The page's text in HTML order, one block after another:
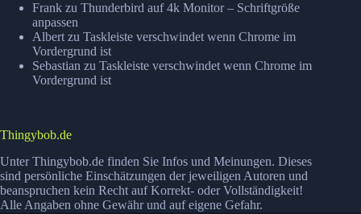
Frank zu Thunderbird auf 4k Monitor – Schriftgröße
anpassen
Albert zu Taskleiste verschwindet wenn Chrome im
Vordergrund ist
Sebastian zu Taskleiste verschwindet wenn Chrome im
Vordergrund ist
Thingybob.de
Unter Thingybob.de finden Sie Infos und Meinungen. Dieses
sind persönliche Einschätzungen der jeweiligen Autoren und
beanspruchen kein Recht auf Korrekt- oder Vollständigkeit!
Alle Angaben ohne Gewähr und auf eigene Gefahr.